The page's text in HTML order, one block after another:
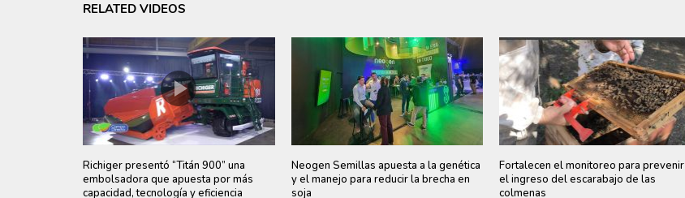
RELATED VIDEOS
Richiger presentó “Titán 900” una
embolsadora que apuesta por más
capacidad, tecnología y eficiencia
Neogen Semillas apuesta a la genética
y el manejo para reducir la brecha en
soja
Fortalecen el monitoreo para prevenir
el ingreso del escarabajo de las
colmenas